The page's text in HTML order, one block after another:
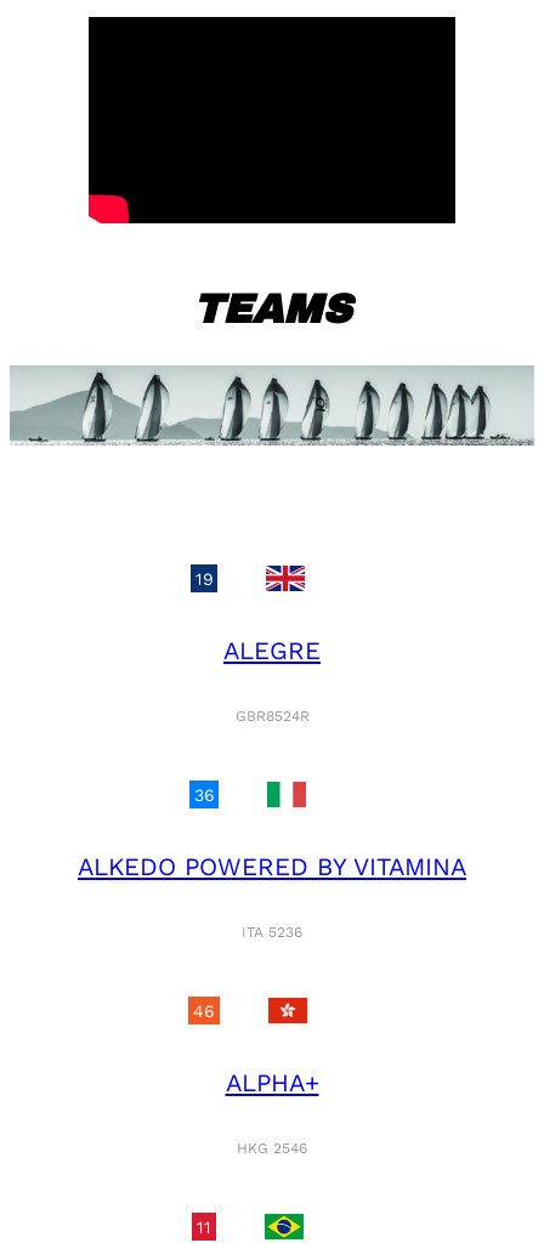
TEAMS
19
ALEGRE
GBR8524R
36
ALKEDO POWERED BY VITAMINA
ITA 5236
46
ALPHA+
HKG 2546
11